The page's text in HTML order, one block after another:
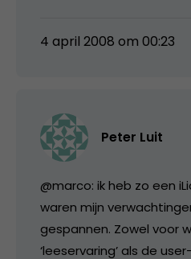
4 april 2008 om 00:23
Peter Luit
@marco: ik heb zo een
waren mijn
gespannen. Zowel voor
‘leeservaring’ als de